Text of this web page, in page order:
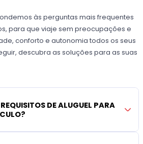
às perguntas mais frequentes
para que viaje sem preocupações e
conforto e autonomia todos os seus
descubra as soluções para as suas
DE ALUGUEL PARA